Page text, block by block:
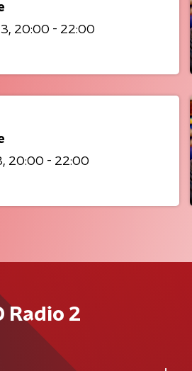
20:00 - 22:00
20:00 - 22:00
Radio 2